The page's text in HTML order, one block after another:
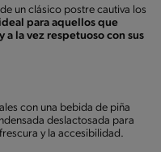
un clásico postre cautiva los
para aquellos que
la vez respetuoso con sus
con una bebida de piña
deslactosada para
y la accesibilidad.